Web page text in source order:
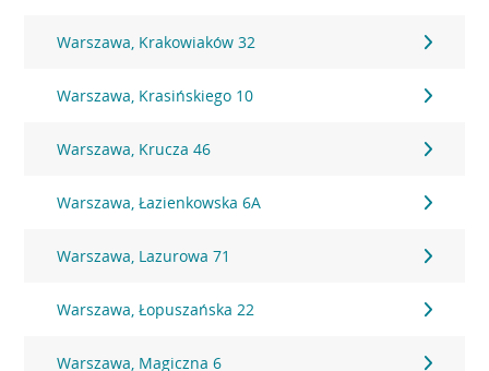
Warszawa, Krakowiaków 32
Warszawa, Krasińskiego 10
Warszawa, Krucza 46
Warszawa, Łazienkowska 6A
Warszawa, Lazurowa 71
Warszawa, Łopuszańska 22
Warszawa, Magiczna 6